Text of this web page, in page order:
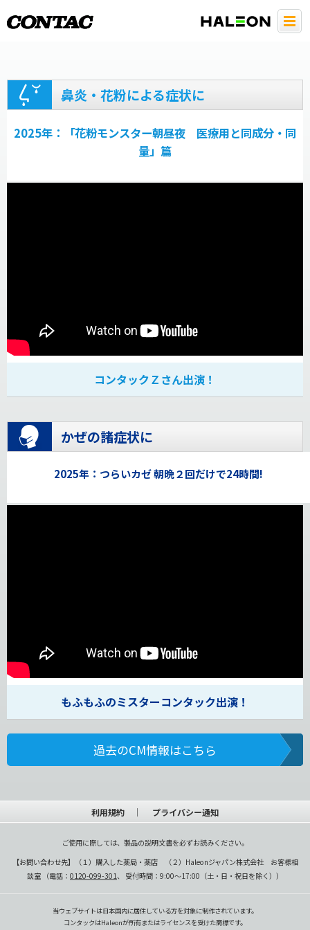
鼻炎・花粉による症状に
2025年：「花粉モンスター朝昼夜 医療用と同成分・同
量」篇
コンタックＺさん出演！
かぜの諸症状に
2025年：つらいカゼ 朝晩２回だけで24時間!
もふもふのミスターコンタック出演！
過去のCM情報はこちら
利用規約 プライバシー通知
ご使用に際しては、製品の説明文書を必ずお読みください。
【お問い合わせ先】（１）購入した薬局・薬店 （２）Haleonジャパン株式会社 お客様相
談室 （電話： 0120-099-301、 受付時間：9:00～17:00（土・日・祝日を除く））
当ウェブサイトは日本国内に居住している方を対象に制作されています。
コンタックはHaleonが所有またはライセンスを受けた商標です。